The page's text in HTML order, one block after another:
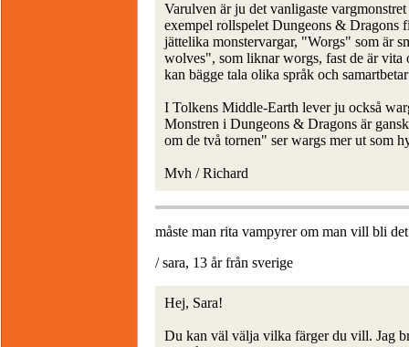
Varulven är ju det vanligaste
exempel rollspelet Dungeons & Dragons
jättelika monstervargar, "Worgs" som är
wolves", som liknar worgs, fast de är
kan bägge tala olika språk och
I Tolkens Middle-Earth lever ju också
Monstren i Dungeons & Dragons är
om de två tornen" ser wargs mer ut som
Mvh / Richard
måste man rita vampyrer om man vill bli
/ sara, 13 år från sverige
Hej, Sara!
Du kan väl välja vilka färger du vill. Jag